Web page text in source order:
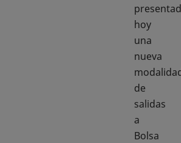
hoy
una
nueva
de
salidas
a
Bolsa